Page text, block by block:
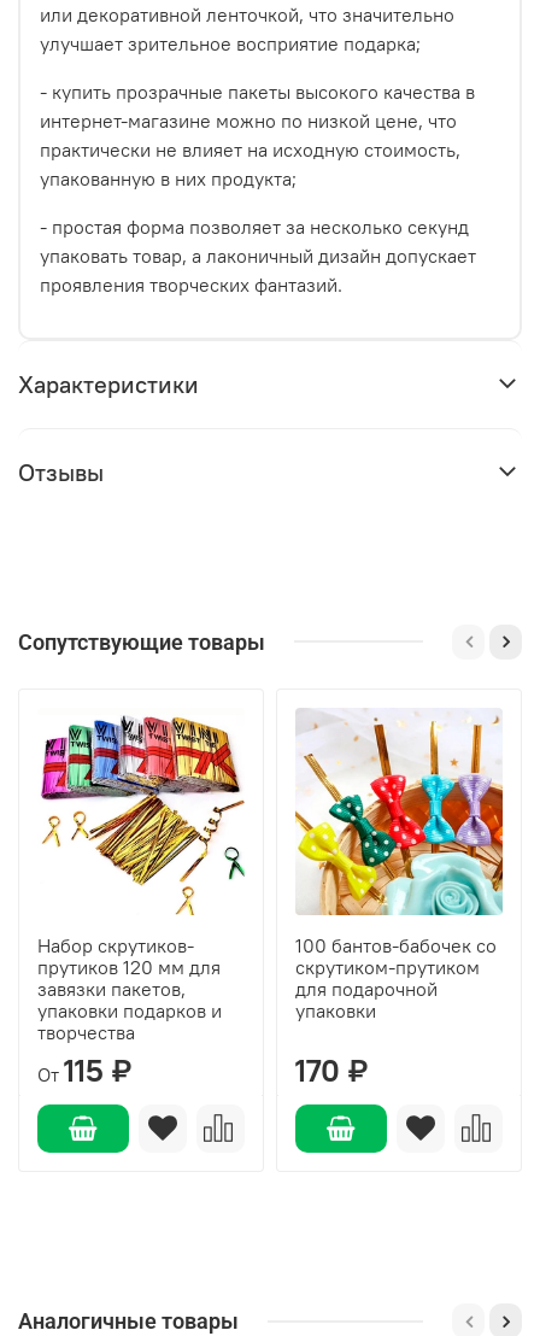
или декоративной ленточкой, что значительно
улучшает зрительное восприятие подарка;
- купить прозрачные пакеты высокого качества в
интернет-магазине можно по низкой цене, что
практически не влияет на исходную стоимость,
упакованную в них продукта;
- простая форма позволяет за несколько секунд
упаковать товар, а лаконичный дизайн допускает
проявления творческих фантазий.
Характеристики
Отзывы
Сопутствующие товары
Набор скрутиков-
прутиков 120 мм для
завязки пакетов,
упаковки подарков и
творчества
От 115 ₽
100 бантов-бабочек со
скрутиком-прутиком
для подарочной
упаковки
170 ₽
Аналогичные товары